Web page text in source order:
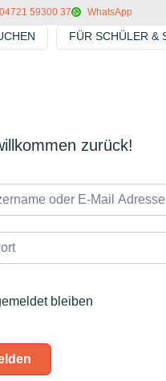
04721 59300 37 WhatsApp
FÜR SCHÜLER &
zurück!
bleiben